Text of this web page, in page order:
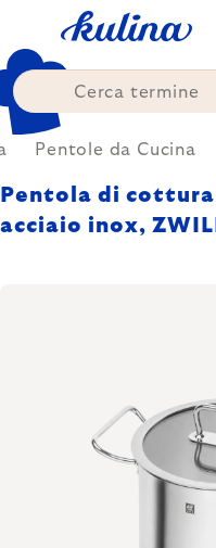
content
Pentole da Cucina
Pentola di cottura
acciaio inox,